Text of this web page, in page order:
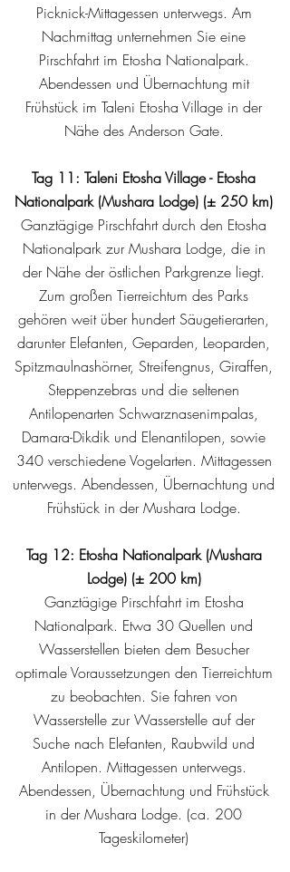
Picknick-Mittagessen unterwegs. Am
Nachmittag unternehmen Sie eine
Pirschfahrt im Etosha Nationalpark.
Abendessen und Übernachtung mit
Frühstück im Taleni Etosha Village in der
Nähe des Anderson Gate.
Tag 11: Taleni Etosha Village - Etosha
Nationalpark (Mushara Lodge) (± 250 km)
Ganztägige Pirschfahrt durch den Etosha
Nationalpark zur Mushara Lodge, die in
der Nähe der östlichen Parkgrenze liegt.
Zum großen Tierreichtum des Parks
gehören weit über hundert Säugetierarten,
darunter Elefanten, Geparden, Leoparden,
Spitzmaulnashörner, Streifengnus, Giraffen,
Steppenzebras und die seltenen
Antilopenarten Schwarznasenimpalas,
Damara-Dikdik und Elenantilopen, sowie
340 verschiedene Vogelarten. Mittagessen
unterwegs. Abendessen, Übernachtung und
Frühstück in der Mushara Lodge.
Tag 12: Etosha Nationalpark (Mushara
Lodge) (± 200 km)
Ganztägige Pirschfahrt im Etosha
Nationalpark. Etwa 30 Quellen und
Wasserstellen bieten dem Besucher
optimale Voraussetzungen den Tierreichtum
zu beobachten. Sie fahren von
Wasserstelle zur Wasserstelle auf der
Suche nach Elefanten, Raubwild und
Antilopen. Mittagessen unterwegs.
Abendessen, Übernachtung und Frühstück
in der Mushara Lodge. (ca. 200
Tageskilometer)